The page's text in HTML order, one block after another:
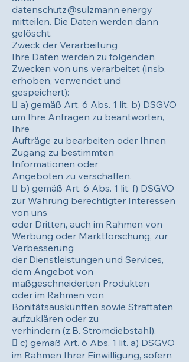
datenschutz@sulzmann.energy
mitteilen. Die Daten werden dann
gelöscht.
Zweck der Verarbeitung
Ihre Daten werden zu folgenden
Zwecken von uns verarbeitet (insb.
erhoben, verwendet und
gespeichert):
 a) gemäß Art. 6 Abs. 1 lit. b) DSGVO
um Ihre Anfragen zu beantworten,
Ihre
Aufträge zu bearbeiten oder Ihnen
Zugang zu bestimmten
Informationen oder
Angeboten zu verschaffen.
 b) gemäß Art. 6 Abs. 1 lit. f) DSGVO
zur Wahrung berechtigter Interessen
von uns
oder Dritten, auch im Rahmen von
Werbung oder Marktforschung, zur
Verbesserung
der Dienstleistungen und Services,
dem Angebot von
maßgeschneiderten Produkten
oder im Rahmen von
Bonitätsauskünften sowie Straftaten
aufzuklären oder zu
verhindern (z.B. Stromdiebstahl).
 c) gemäß Art. 6 Abs. 1 lit. a) DSGVO
im Rahmen Ihrer Einwilligung, sofern